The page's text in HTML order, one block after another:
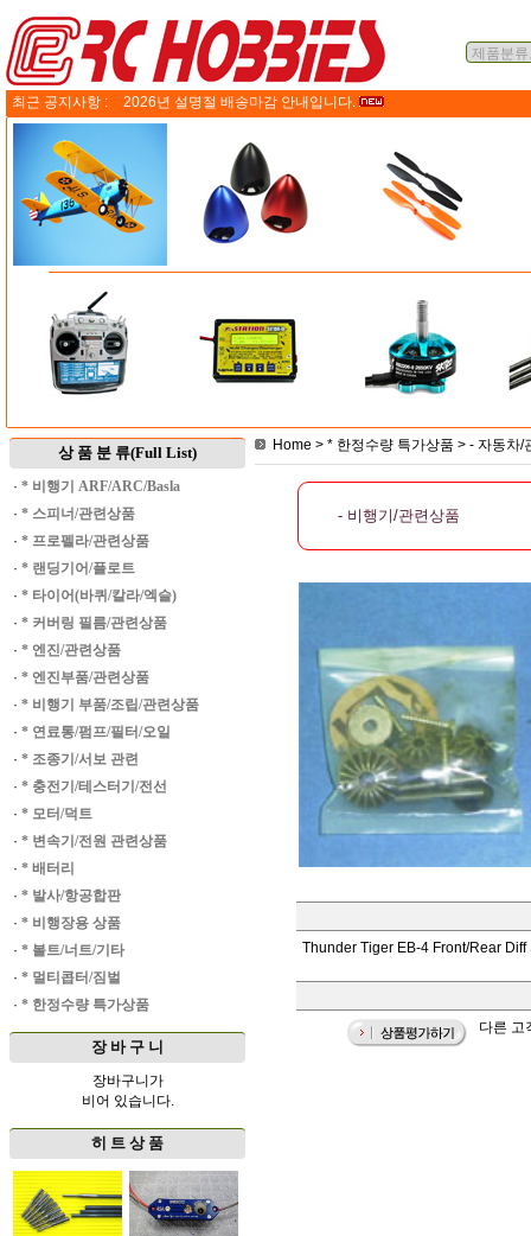
최근 공지사항 : 2026년 설명절 배송마감 안내입니다.
상 품 분 류(Full List)
· * 비행기 ARF/ARC/Basla
· * 스피너/관련상품
· * 프로펠라/관련상품
· * 랜딩기어/플로트
· * 타이어(바퀴/칼라/엑슬)
· * 커버링 필름/관련상품
· * 엔진/관련상품
· * 엔진부품/관련상품
· * 비행기 부품/조립/관련상품
· * 연료통/펌프/필터/오일
· * 조종기/서보 관련
· * 충전기/테스터기/전선
· * 모터/덕트
· * 변속기/전원 관련상품
· * 배터리
· * 발사/항공합판
· * 비행장용 상품
· * 볼트/너트/기타
· * 멀티콥터/짐벌
· * 한정수량 특가상품
장 바 구 니
장바구니가
비어 있습니다.
히 트 상 품
Home > * 한정수량 특가상품 > - 자동차/
- 비행기/관련상품
Thunder Tiger EB-4 Front/Rear Diff
다른 고